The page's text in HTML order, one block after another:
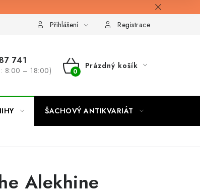
Přihlášení Registrace
741
8:00 – 18:00)
NÁKUPNÍ
Prázdný košík
ŠACHOVÝ ANTIKVARIÁT
Alekhine